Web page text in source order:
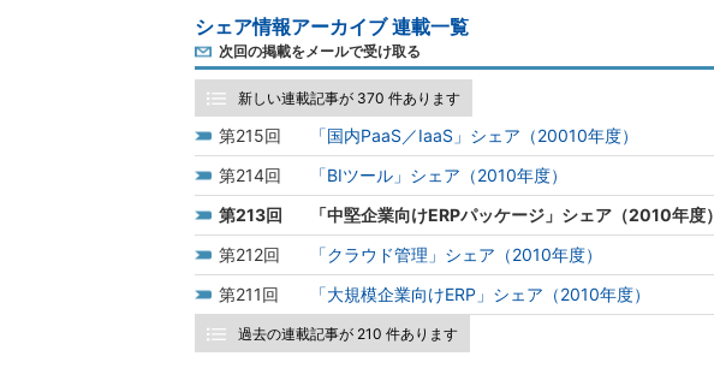
シェア情報アーカイブ 連載一覧
次回の掲載をメールで受け取る
新しい連載記事が 370 件あります
215
「国内PaaS／IaaS」シェア（20010年度）
214
「BIツール」シェア（2010年度）
213
「中堅企業向けERPパッケージ」シェア（2010年度）
212
「クラウド管理」シェア（2010年度）
211
「大規模企業向けERP」シェア（2010年度）
過去の連載記事が 210 件あります